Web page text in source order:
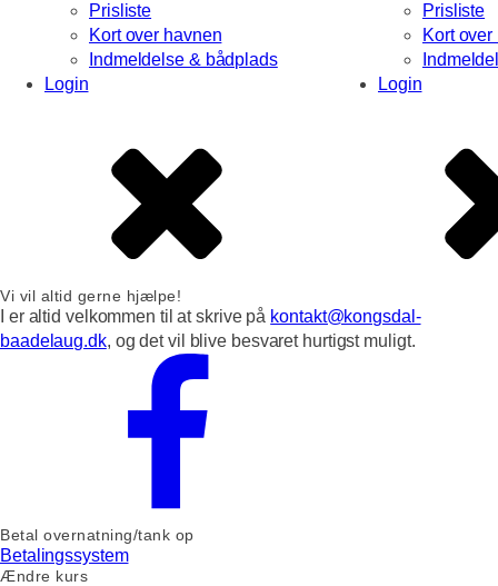
Prisliste
Kort over havnen
Indmeldelse & bådplads
Login
Prisliste
Kort
Login
Vi vil altid gerne hjælpe!
I er altid velkommen til at skrive på kontakt@kongsdal-
baadelaug.dk, og det vil blive besvaret hurtigst muligt.
Betal overnatning/tank op
Betalingssystem
Ændre kurs